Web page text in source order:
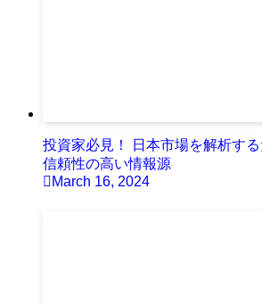
投資家必見！ 日本市場を解析す
信頼性の高い情報源
March 16, 2024